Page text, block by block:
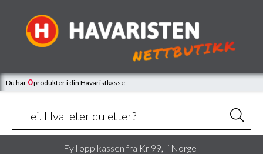
Du har 0produkteri din Havaristkasse
Fyll opp kassen fra Kr 99,- i Norge